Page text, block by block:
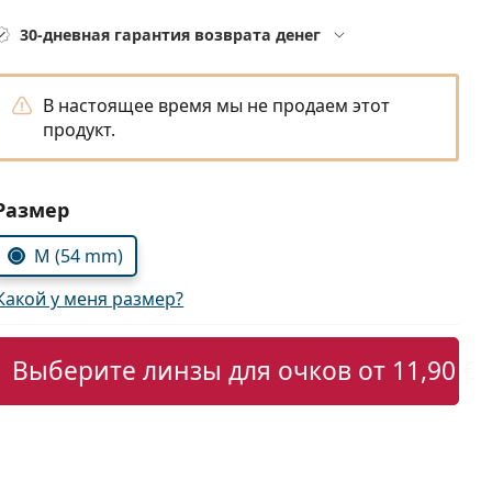
30-дневная гарантия возврата денег
В настоящее время мы не продаем этот
продукт.
параметры:
M (54 mm)
у меня размер?
Выберите линзы для очков от 11,90 €